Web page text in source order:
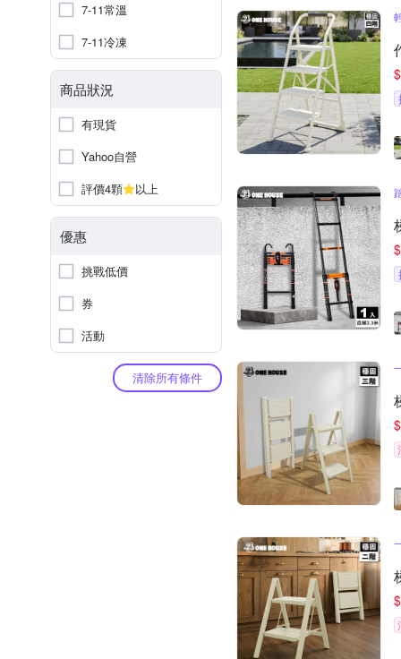
7-11常溫
7-11冷凍
商品狀況
有現貨
Yahoo自營
評價4顆
以上
優惠
挑戰低價
券
活動
清除所有條件
$
$
$
$